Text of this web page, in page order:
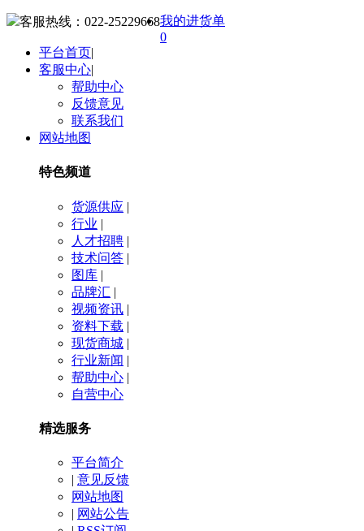
客服热线： 022-25229668我的进货单
0
平台首页|
客服中心|
帮助中心
反馈意见
联系我们
网站地图
特色频道
货源供应 |
行业 |
人才招聘 |
技术问答 |
图库 |
品牌汇 |
视频资讯 |
资料下载 |
现货商城 |
行业新闻 |
帮助中心 |
自营中心
精选服务
平台简介
| 意见反馈
网站地图
| 网站公告